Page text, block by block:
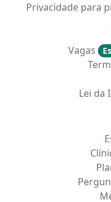
Privacidade para
Vagas
Lei da